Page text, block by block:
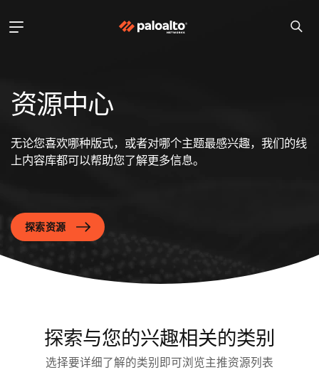
资源中心
无论您喜欢哪种版式，或者对哪个主题最感兴趣，我们的线
上内容库都可以帮助您了解更多信息。
探索资源
探索与您的兴趣相关的类别
选择要详细了解的类别即可浏览主推资源列表